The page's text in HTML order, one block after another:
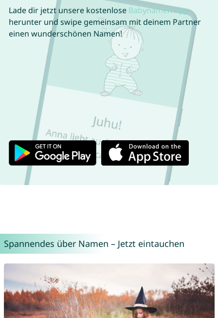
Lade dir jetzt unsere kostenlose Babynamen App
herunter und swipe gemeinsam mit deinem Partner
einen wunderschönen Namen!
Spannendes über Namen – Jetzt eintauchen